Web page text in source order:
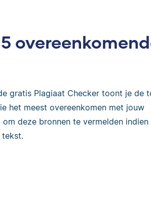
gratis Plagiaat Checker toont je de
het meest overeenkomen met jouw
deze bronnen te vermelden indien